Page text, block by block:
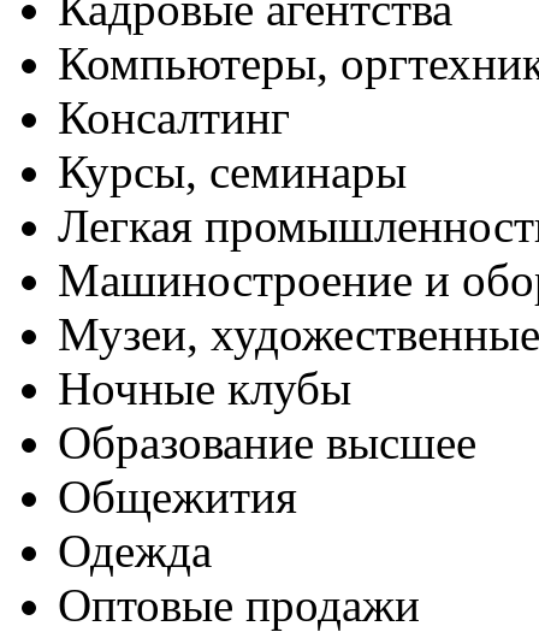
Компьютеры,
Консалтинг
Курсы, семинары
Легкая
Машиностроение и
Музеи,
Ночные клубы
Образование высшее
Общежития
Одежда
Оптовые продажи